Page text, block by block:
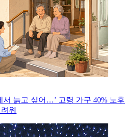
서 늙고 싶어…’ 고령 가구 40% 노후
워